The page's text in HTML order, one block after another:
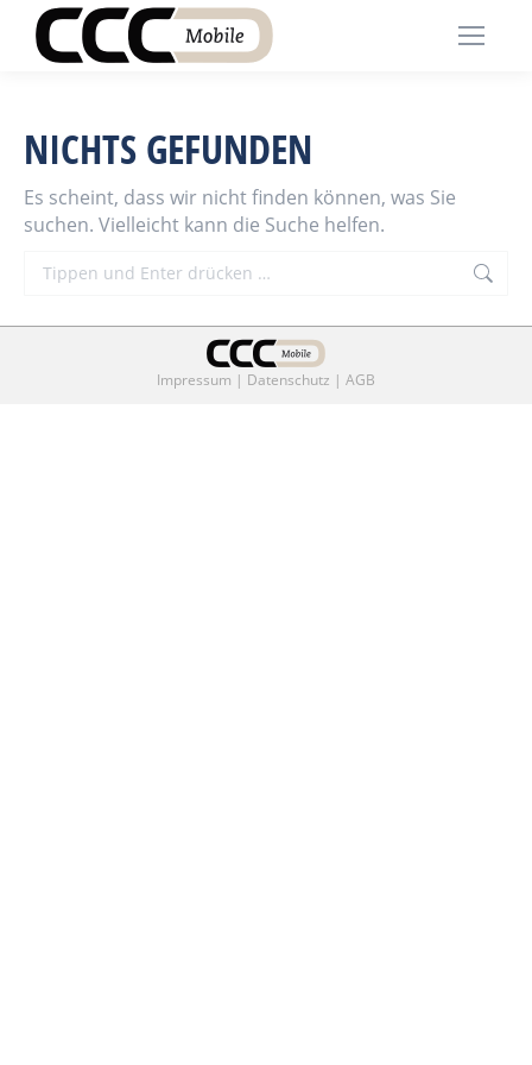
NICHTS GEFUNDEN
Es scheint, dass wir nicht finden können, was Sie
suchen. Vielleicht kann die Suche helfen.
Search:
Impressum | Datenschutz | AGB